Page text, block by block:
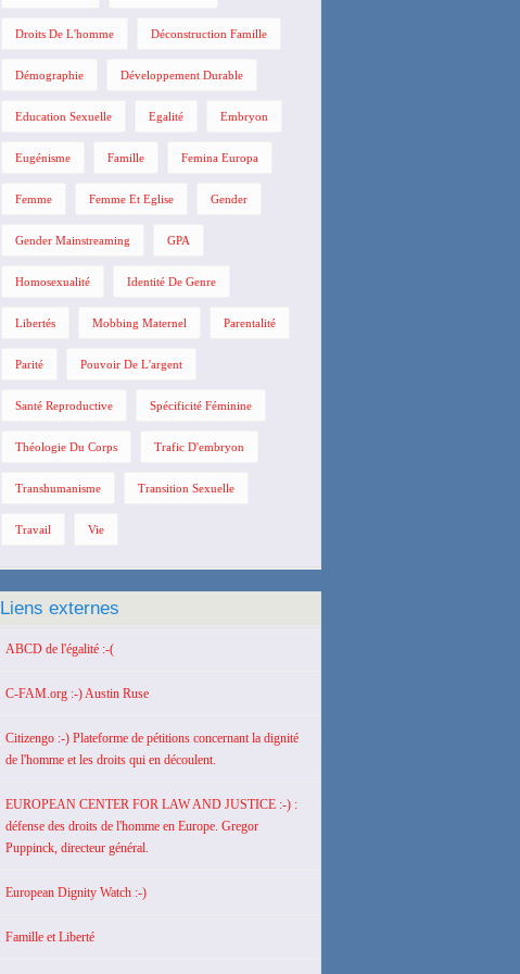
Droits De L'homme Déconstruction Famille
Démographie Développement Durable
Education Sexuelle Egalité Embryon
Eugénisme Famille Femina Europa
Femme Femme Et Eglise Gender
Gender Mainstreaming GPA
Homosexualité Identité De Genre
Libertés Mobbing Maternel Parentalité
Parité Pouvoir De L'argent
Santé Reproductive Spécificité Féminine
Théologie Du Corps Trafic D'embryon
Transhumanisme Transition Sexuelle
Travail Vie
Liens externes
ABCD de l'égalité :-(
C-FAM.org :-) Austin Ruse
Citizengo :-) Plateforme de pétitions concernant la dignité
de l'homme et les droits qui en découlent.
EUROPEAN CENTER FOR LAW AND JUSTICE :-) :
défense des droits de l'homme en Europe. Gregor
Puppinck, directeur général.
European Dignity Watch :-)
Famille et Liberté